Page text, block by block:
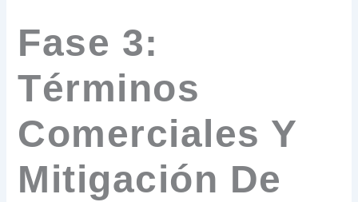
Fase 3:
Términos
Comerciales Y
Mitigación De